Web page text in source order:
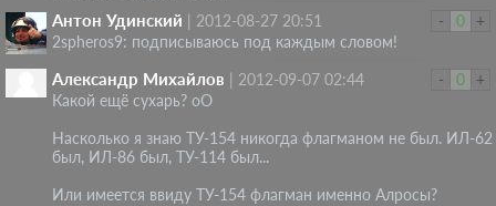
-
0 +
Антон Удинский
2012-08-27 20:51
2spheros9: подписываюсь под каждым словом!
- 0 +
Александр Михайлов
2012-09-07 02:44
Какой ещё сухарь? оО
Насколько я знаю ТУ-154 никогда флагманом не был. ИЛ-62
был, ИЛ-86 был, ТУ-114 был...
Или имеется ввиду ТУ-154 флагман именно Алросы?